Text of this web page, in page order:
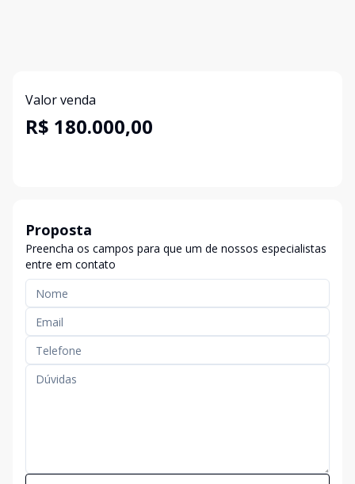
Valor venda
R$ 180.000,00
Proposta
Preencha os campos para que um de nossos especialistas
entre em contato